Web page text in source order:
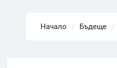
Начало Бъдеще